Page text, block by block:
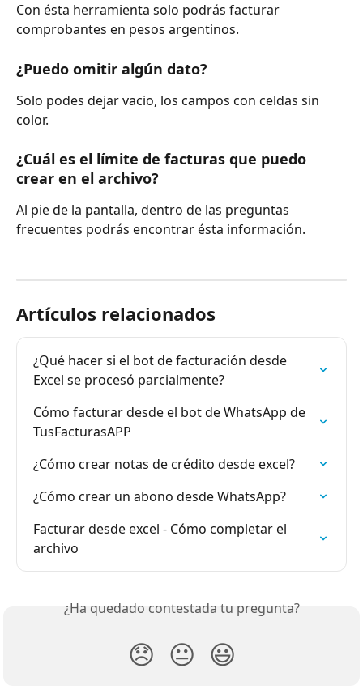
Con ésta herramienta solo podrás facturar
comprobantes en pesos argentinos.
¿Puedo omitir algún dato?
Solo podes dejar vacio, los campos con celdas sin
color.
¿Cuál es el límite de facturas que puedo
crear en el archivo?
Al pie de la pantalla, dentro de las preguntas
frecuentes podrás encontrar ésta información.
Artículos relacionados
¿Qué hacer si el bot de facturación desde
Excel se procesó parcialmente?
Cómo facturar desde el bot de WhatsApp de
TusFacturasAPP
¿Cómo crear notas de crédito desde excel?
¿Cómo crear un abono desde WhatsApp?
Facturar desde excel - Cómo completar el
archivo
¿Ha quedado contestada tu pregunta?
😞 😐 😃